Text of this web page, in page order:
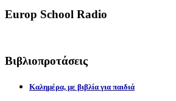
Europ School Radio
Βιβλιοπροτάσεις
Καλημέρα, με βιβλία για παιδιά